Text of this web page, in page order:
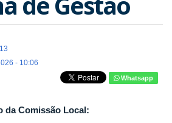
- 10:06
Whatsapp
da Comissão Local: